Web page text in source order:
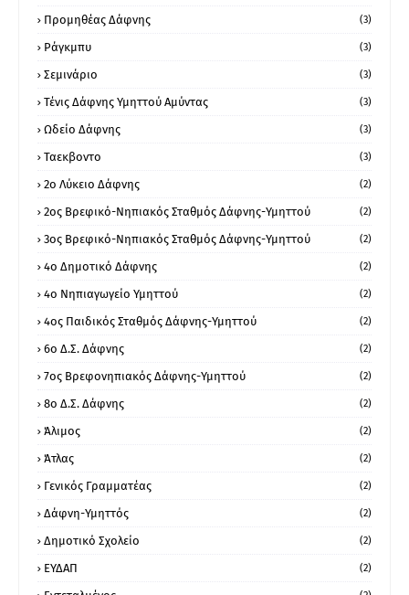
Προμηθέας Δάφνης (3)
Ράγκμπυ (3)
Σεμινάριο (3)
Τένις Δάφνης Υμηττού Αμύντας (3)
Ωδείο Δάφνης (3)
Ταεκβοντο (3)
2ο Λύκειο Δάφνης (2)
2ος Βρεφικό-Νηπιακός Σταθμός Δάφνης-Υμηττού (2)
3ος Βρεφικό-Νηπιακός Σταθμός Δάφνης-Υμηττού (2)
4ο Δημοτικό Δάφνης (2)
4ο Νηπιαγωγείο Υμηττού (2)
4ος Παιδικός Σταθμός Δάφνης-Υμηττού (2)
6ο Δ.Σ. Δάφνης (2)
7ος Βρεφονηπιακός Δάφνης-Υμηττού (2)
8ο Δ.Σ. Δάφνης (2)
Άλιμος (2)
Άτλας (2)
Γενικός Γραμματέας (2)
Δάφνη-Υμηττός (2)
Δημοτικό Σχολείο (2)
ΕΥΔΑΠ (2)